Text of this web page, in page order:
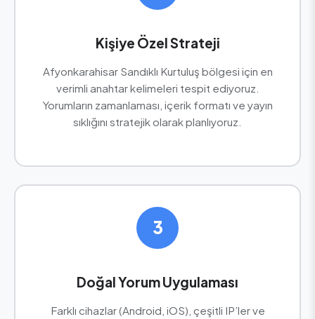
Kişiye Özel Strateji
Afyonkarahisar Sandıklı Kurtuluş bölgesi için en
verimli anahtar kelimeleri tespit ediyoruz.
Yorumların zamanlaması, içerik formatı ve yayın
sıklığını stratejik olarak planlıyoruz.
3
Doğal Yorum Uygulaması
Farklı cihazlar (Android, iOS), çeşitli IP’ler ve